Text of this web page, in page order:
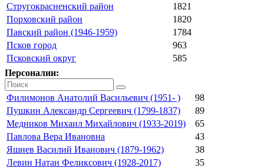
Стругокрасненский район
1821
Порховский район
1820
Павский район (1946-1959)
1784
Псков город
963
Псковский округ
585
Персоналии:
Филимонов Анатолий Васильевич (1951- )
98
Пушкин Александр Сергеевич (1799-1837)
89
Медников Михаил Михайлович (1933-2019)
65
Павлова Вера Ивановна
43
Яшнев Василий Иванович (1879-1962)
38
Левин Натан Феликсович (1928-2017)
35